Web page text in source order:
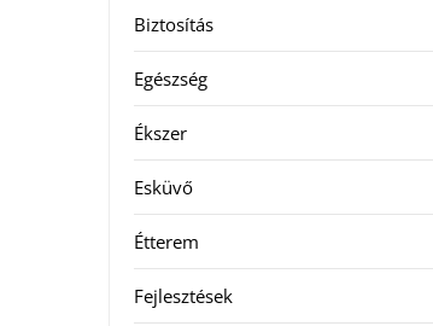
Biztosítás
Egészség
Ékszer
Esküvő
Étterem
Fejlesztések